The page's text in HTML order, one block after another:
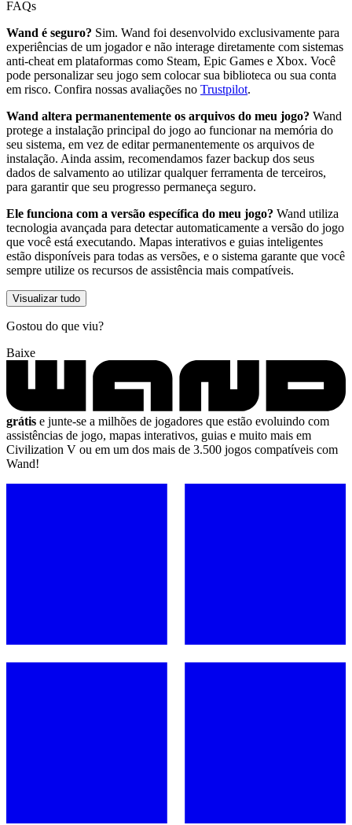
FAQs
Wand é seguro? Sim. Wand foi desenvolvido exclusivamente para
experiências de um jogador e não interage diretamente com sistemas
anti-cheat em plataformas como Steam, Epic Games e Xbox. Você
pode personalizar seu jogo sem colocar sua biblioteca ou sua conta
em risco. Confira nossas avaliações no Trustpilot.
Wand altera permanentemente os arquivos do meu jogo? Wand
protege a instalação principal do jogo ao funcionar na memória do
seu sistema, em vez de editar permanentemente os arquivos de
instalação. Ainda assim, recomendamos fazer backup dos seus
dados de salvamento ao utilizar qualquer ferramenta de terceiros,
para garantir que seu progresso permaneça seguro.
Ele funciona com a versão específica do meu jogo? Wand utiliza
tecnologia avançada para detectar automaticamente a versão do jogo
que você está executando. Mapas interativos e guias inteligentes
estão disponíveis para todas as versões, e o sistema garante que você
sempre utilize os recursos de assistência mais compatíveis.
Visualizar tudo
Gostou do que viu?
Baixe
grátis e junte-se a milhões de jogadores que estão evoluindo com
assistências de jogo, mapas interativos, guias e muito mais em
Civilization V ou em um dos mais de 3.500 jogos compatíveis com
Wand!